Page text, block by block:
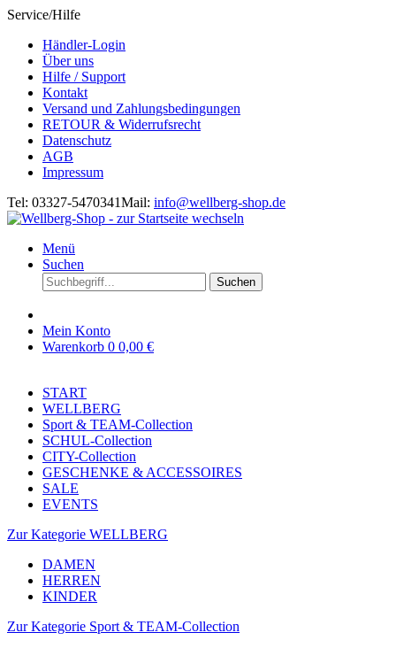
Service/Hilfe
Händler-Login
Über uns
Hilfe / Support
Kontakt
Versand und Zahlungsbedingungen
RETOUR & Widerrufsrecht
Datenschutz
AGB
Impressum
Tel: 03327-5470341Mail: info@wellberg-shop.de
Menü
Suchen
Suchen
Mein Konto
Warenkorb 0 0,00 €
START
WELLBERG
Sport & TEAM-Collection
SCHUL-Collection
CITY-Collection
GESCHENKE & ACCESSOIRES
SALE
EVENTS
Zur Kategorie WELLBERG
DAMEN
HERREN
KINDER
Zur Kategorie Sport & TEAM-Collection